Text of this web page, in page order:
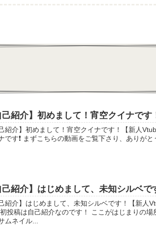
己紹介】初めまして！宵空クイナです
介】初めまして！宵空クイナです！【新人Vtuber】 初めまして❗成鳥系
です❗ まずこちらの動画をご覧下さり、ありがと
己紹介】はじめまして、未知シルベで
紹介】はじめまして、未知シルベです！【新人Vtuber】 はじめまして、未
投稿は自己紹介なのです！ ここがはじまりの場所 ´-
ムネイル...